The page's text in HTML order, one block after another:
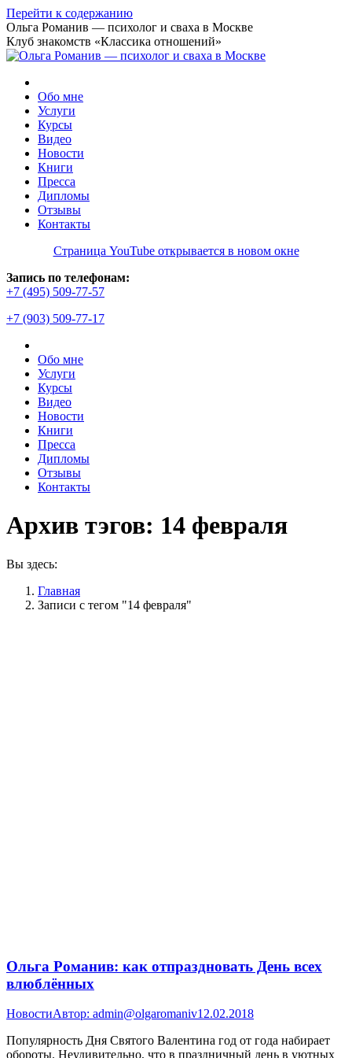
Перейти к содержанию
Ольга Романив — психолог и сваха в Москве
Клуб знакомств «Классика отношений»
Обо мне
Услуги
Курсы
Видео
Новости
Книги
Пресса
Дипломы
Отзывы
Контакты
Страница YouTube открывается в новом окне
Запись по телефонам:
+7 (495) 509-77-57
+7 (903) 509-77-17
Обо мне
Услуги
Курсы
Видео
Новости
Книги
Пресса
Дипломы
Отзывы
Контакты
Архив тэгов: 14 февраля
Вы здесь:
Главная
Записи с тегом "14 февраля"
Ольга Романив: как отпраздновать День всех
влюблённых
НовостиАвтор: admin@olgaromaniv12.02.2018
Популярность Дня Святого Валентина год от года набирает
обороты. Неудивительно, что в праздничный день в уютных